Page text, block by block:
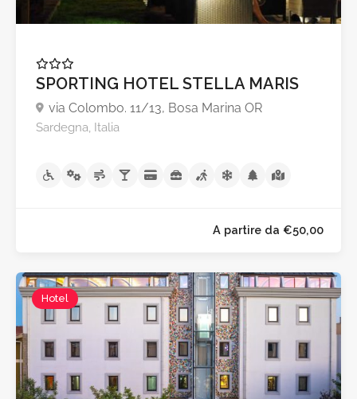
SPORTING HOTEL STELLA MARIS
via Colombo. 11/13, Bosa Marina OR
Sardegna, Italia
Hotel